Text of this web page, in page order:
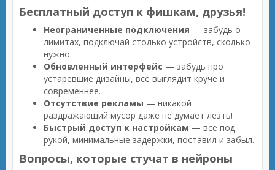
Бесплатный доступ к фишкам, друзья!
Неограниченные подключения — забудь о
лимитах, подключай столько устройств, сколько
нужно.
Обновленный интерфейс — забудь про
устаревшие дизайны, всё выглядит круче и
современнее.
Отсутствие рекламы — никакой
раздражающий мусор даже не думает лезть!
Быстрый доступ к настройкам — всё под
рукой, минимальные задержки, поставил и забыл.
Вопросы, которые стучат в нейроны